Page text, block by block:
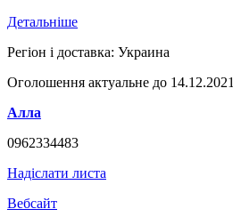
Детальніше
Регіон і доставка: Украина
Оголошення актуальне до 14.12.2021
Алла
0962334483
Надіслати листа
Вебсайт